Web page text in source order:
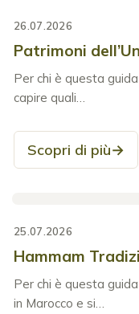
26.07.2026
Patrimoni
Per chi è questa
capire quali…
Scopri di più→
25.07.2026
Hammam
Per chi è questa
in Marocco e si…